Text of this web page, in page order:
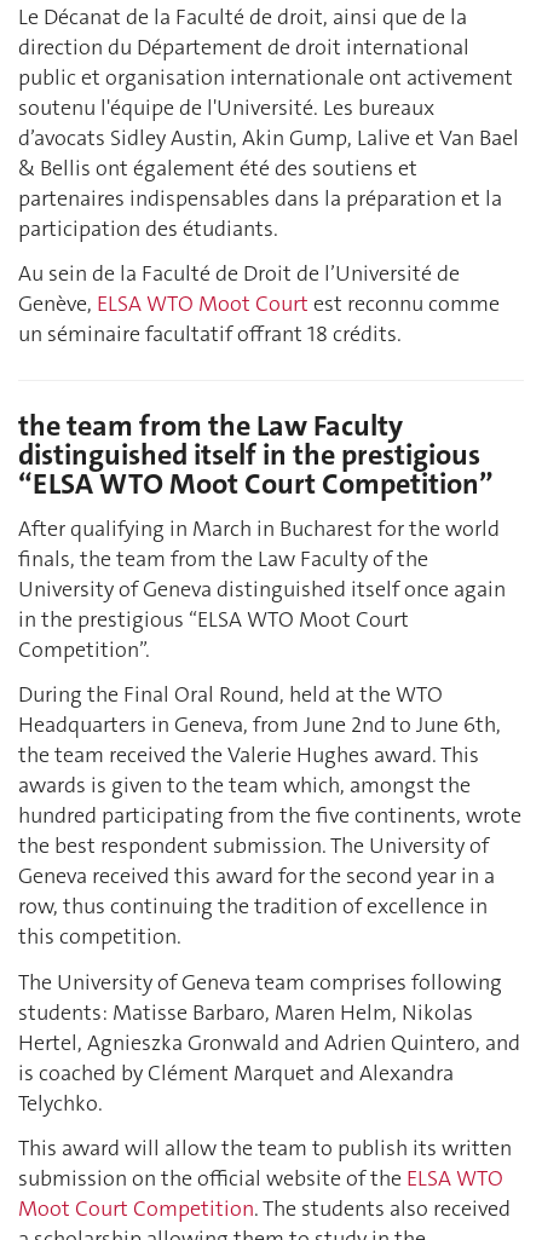
Le Décanat de la Faculté de droit, ainsi que de la
direction du Département de droit international
public et organisation internationale ont activement
soutenu l'équipe de l'Université. Les bureaux
d’avocats Sidley Austin, Akin Gump, Lalive et Van Bael
& Bellis ont également été des soutiens et
partenaires indispensables dans la préparation et la
participation des étudiants.
Au sein de la Faculté de Droit de l’Université de
Genève, ELSA WTO Moot Court est reconnu comme
un séminaire facultatif offrant 18 crédits.
the team from the Law Faculty
distinguished itself in the prestigious
“ELSA WTO Moot Court Competition”
After qualifying in March in Bucharest for the world
finals, the team from the Law Faculty of the
University of Geneva distinguished itself once again
in the prestigious “ELSA WTO Moot Court
Competition”.
During the Final Oral Round, held at the WTO
Headquarters in Geneva, from June 2nd to June 6th,
the team received the Valerie Hughes award. This
awards is given to the team which, amongst the
hundred participating from the five continents, wrote
the best respondent submission. The University of
Geneva received this award for the second year in a
row, thus continuing the tradition of excellence in
this competition.
The University of Geneva team comprises following
students: Matisse Barbaro, Maren Helm, Nikolas
Hertel, Agnieszka Gronwald and Adrien Quintero, and
is coached by Clément Marquet and Alexandra
Telychko.
This award will allow the team to publish its written
submission on the official website of the ELSA WTO
Moot Court Competition. The students also received